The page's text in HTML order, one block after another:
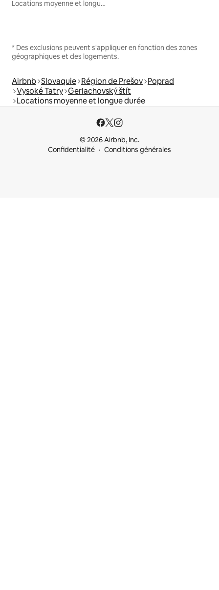
Locations moyenne et longue durée
* Des exclusions peuvent s'appliquer en fonction des zones
géographiques et des logements.
Airbnb Slovaquie Région de Prešov Poprad
Vysoké Tatry Gerlachovský štít
Locations moyenne et longue durée
© 2026 Airbnb, Inc.
Confidentialité
Conditions générales